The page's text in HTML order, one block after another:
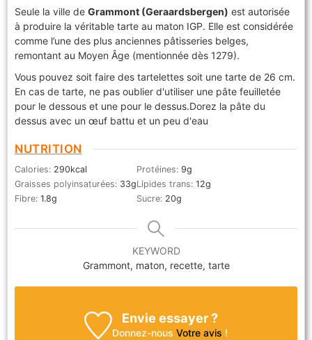
Seule la ville de Grammont (Geraardsbergen) est autorisée
à produire la véritable tarte au maton IGP. Elle est considérée
comme l’une des plus anciennes pâtisseries belges,
remontant au Moyen Âge (mentionnée dès 1279).
Vous pouvez soit faire des tartelettes soit une tarte de 26 cm.
En cas de tarte, ne pas oublier d'utiliser une pâte feuilletée
pour le dessous et une pour le dessus.Dorez la pâte du
dessus avec un œuf battu et un peu d'eau
NUTRITION
Calories: 290kcal Protéines: 9g
Graisses polyinsaturées: 33gLipides trans: 12g
Fibre: 1.8g Sucre: 20g
KEYWORD
Grammont, maton, recette, tarte
Envie essayer ?
Donnez-nousVotre avis !